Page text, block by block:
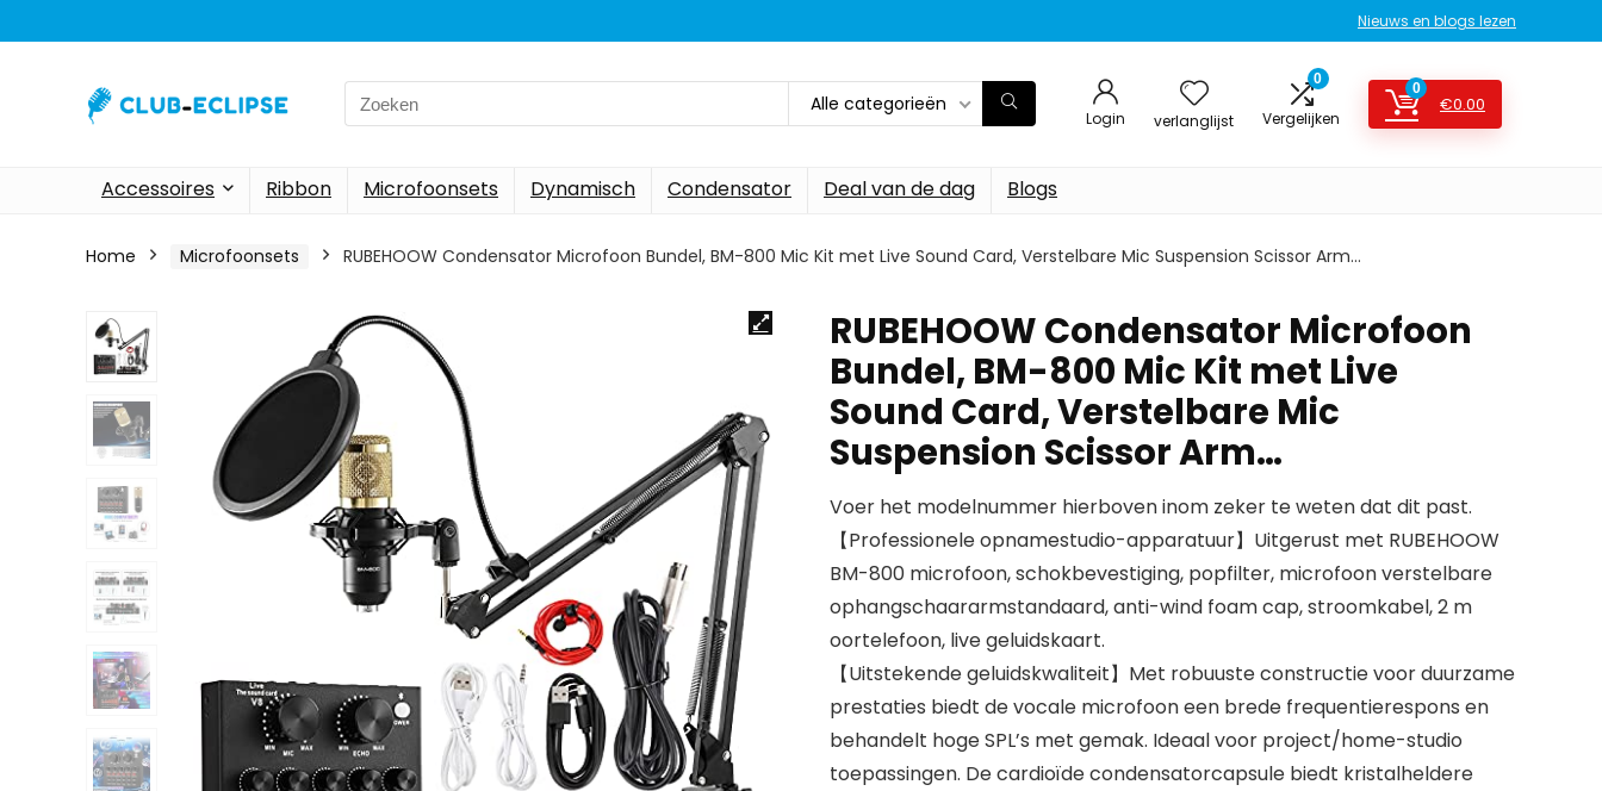
Nieuws en blogs lezen
Search
for:
Alle categorieën
Login verlanglijst
0
Vergelijken
0
€0.00
Accessoires Ribbon Microfoonsets Dynamisch Condensator Deal van de dag Blogs
Home Microfoonsets RUBEHOOW Condensator Microfoon Bundel, BM-800 Mic Kit met Live Sound Card, Verstelbare Mic Suspension Scissor Arm…
RUBEHOOW Condensator Microfoon
Bundel, BM-800 Mic Kit met Live
Sound Card, Verstelbare Mic
Suspension Scissor Arm…
Voer het modelnummer hierboven inom zeker te weten dat dit past.
【Professionele opnamestudio-apparatuur】Uitgerust met RUBEHOOW
BM-800 microfoon, schokbevestiging, popfilter, microfoon verstelbare
ophangschaararmstandaard, anti-wind foam cap, stroomkabel, 2 m
oortelefoon, live geluidskaart.
【Uitstekende geluidskwaliteit】Met robuuste constructie voor duurzame
prestaties biedt de vocale microfoon een brede frequentierespons en
behandelt hoge SPL’s met gemak. Ideaal voor project/home-studio
toepassingen. De cardioïde condensatorcapsule biedt kristalheldere